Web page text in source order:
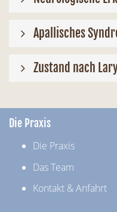
Apallisches
Zustand nach
Die Praxis
Die Praxis
Das Team
Kontakt & Anfahrt